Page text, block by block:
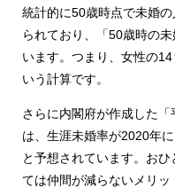
統計的に50歳時点で未婚
られており、「50歳時の
います。つまり、女性の
いう計算です。
さらに内閣府が作成した「
は、生涯未婚率が2020年
と予想されています。お
ては仲間が減らないメリ